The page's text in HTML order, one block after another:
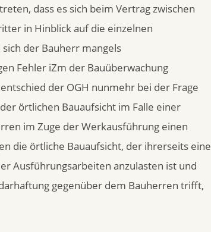
dass es sich beim Vertrag zwischen
in Hinblick auf die einzelnen
sich der Bauherr mangels
Fehler iZm der Bauüberwachung
der OGH nunmehr bei der Frage
örtlichen Bauaufsicht im Falle einer
im Zuge der Werkausführung einen
die örtliche Bauaufsicht, der ihrerseits eine
Ausführungsarbeiten anzulasten ist und
gegenüber dem Bauherren trifft,